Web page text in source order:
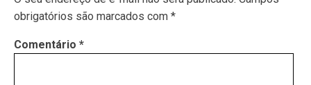
obrigatórios são marcados com *
Comentário *